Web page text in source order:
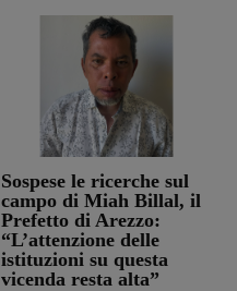
Sospese le ricerche sul
campo di Miah Billal, il
Prefetto di Arezzo:
“L’attenzione delle
istituzioni su questa
vicenda resta alta”